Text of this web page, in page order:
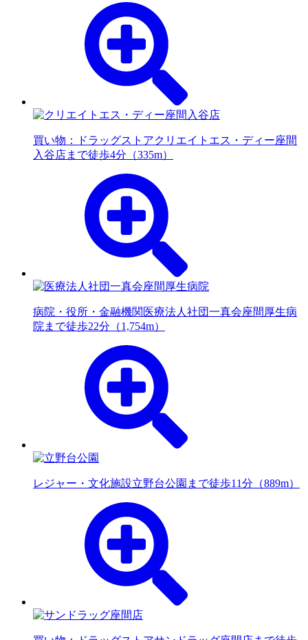
買い物：ドラッグストアクリエイトエス・ディー座間
入谷店まで徒歩4分（335m）
病院・役所・金融機関 医療法人社団一真会座間厚生病
院まで徒歩22分（1,754m）
レジャー・文化施設立野台公園まで徒歩11分（889m）